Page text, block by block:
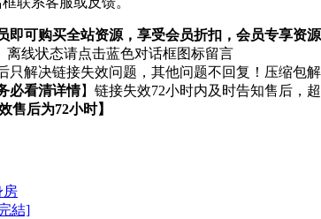
即可购买全站资源，享受会员折扣，会员专享资
离线状态请点击蓝色对话框图标留言
只解决链接失效问题，其他问题不回复！压缩包
必看清详情】链接失效72小时内及时告知售后，
售后为72小时】
房
結]